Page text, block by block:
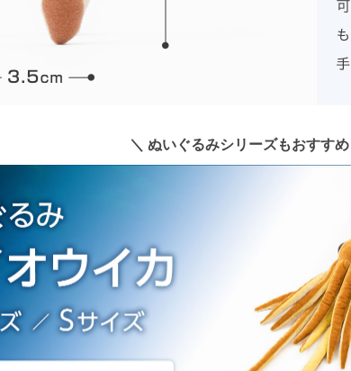
＼ ぬいぐるみシリーズもおすす